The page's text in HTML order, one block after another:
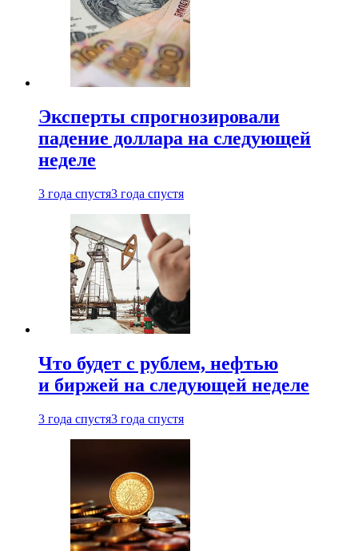
Эксперты спрогнозировали
падение доллара на следующей
неделе
3 года спустя3 года спустя
Что будет с рублем, нефтью
и биржей на следующей неделе
3 года спустя3 года спустя